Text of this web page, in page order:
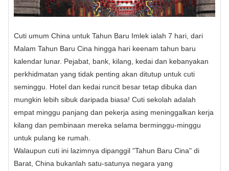
Cuti umum China untuk Tahun Baru Imlek ialah 7 hari, dari
Malam Tahun Baru Cina hingga hari keenam tahun baru
kalendar lunar. Pejabat, bank, kilang, kedai dan kebanyakan
perkhidmatan yang tidak penting akan ditutup untuk cuti
seminggu. Hotel dan kedai runcit besar tetap dibuka dan
mungkin lebih sibuk daripada biasa! Cuti sekolah adalah
empat minggu panjang dan pekerja asing meninggalkan kerja
kilang dan pembinaan mereka selama berminggu-minggu
untuk pulang ke rumah.
Walaupun cuti ini lazimnya dipanggil "Tahun Baru Cina" di
Barat, China bukanlah satu-satunya negara yang